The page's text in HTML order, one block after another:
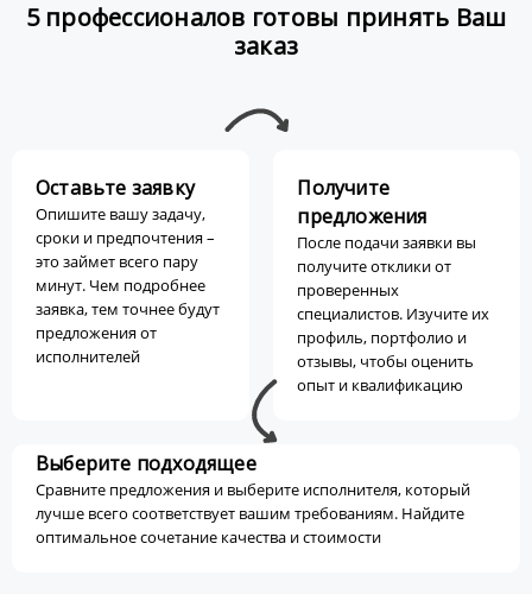
5 профессионалов готовы принять Ваш
заказ
Оставьте заявку
Опишите вашу задачу,
сроки и предпочтения –
это займет всего пару
минут. Чем подробнее
заявка, тем точнее будут
предложения от
исполнителей
Получите
предложения
После подачи заявки вы
получите отклики от
проверенных
специалистов. Изучите их
профиль, портфолио и
отзывы, чтобы оценить
опыт и квалификацию
Выберите подходящее
Сравните предложения и выберите исполнителя, который
лучше всего соответствует вашим требованиям. Найдите
оптимальное сочетание качества и стоимости